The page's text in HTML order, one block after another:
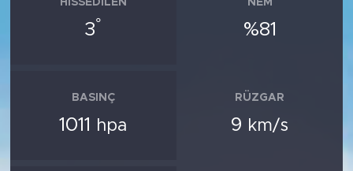
3° %81
BASINÇ
1011 hpa
RÜZGAR
9 km/s